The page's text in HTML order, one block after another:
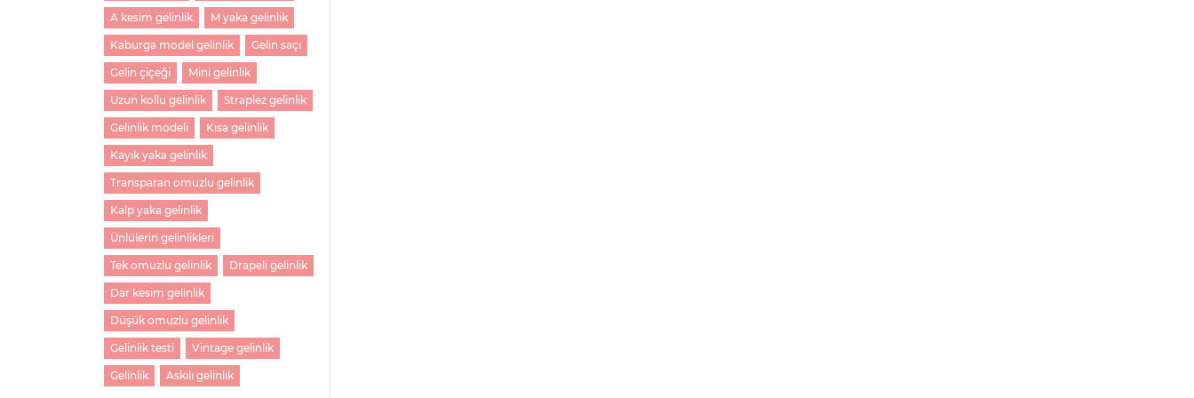
A kesim gelinlik M yaka gelinlik
Kaburga model gelinlik Gelin saçı
Gelin çiçeği Mini gelinlik
Uzun kollu gelinlik Straplez gelinlik
Gelinlik modeli Kısa gelinlik
Kayık yaka gelinlik
Transparan omuzlu gelinlik
Kalp yaka gelinlik
Ünlülerin gelinlikleri
Tek omuzlu gelinlik Drapeli gelinlik
Dar kesim gelinlik
Düşük omuzlu gelinlik
Gelinlik testi Vintage gelinlik
Gelinlik Askılı gelinlik